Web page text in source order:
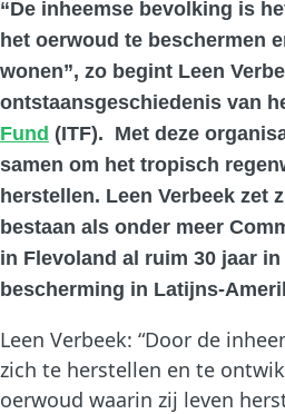
“De inheemse bevolking is
het oerwoud te beschermen
wonen”, zo begint Leen
ontstaansgeschiedenis van
Fund (ITF). Met deze
samen om het tropisch
herstellen. Leen Verbeek zet
bestaan als onder meer
in Flevoland al ruim 30 jaar
bescherming in Latijns-
Leen Verbeek: “Door de
zich te herstellen en te
oerwoud waarin zij leven